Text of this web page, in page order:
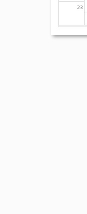
23